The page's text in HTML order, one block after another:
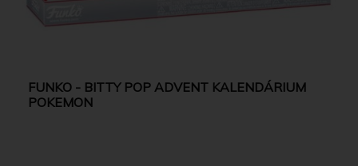
FUNKO - BITTY POP ADVENT KALENDÁRIUM
POKEMON